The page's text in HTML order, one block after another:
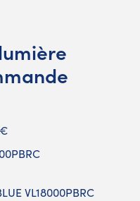
VL18000PBRC